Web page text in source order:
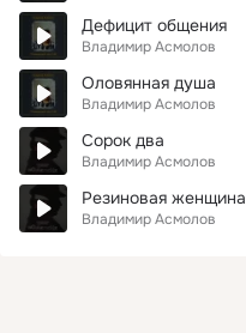
Дефицит общения
Владимир Асмолов
Оловянная душа
Владимир Асмолов
Сорок два
Владимир Асмолов
Резиновая женщина
Владимир Асмолов